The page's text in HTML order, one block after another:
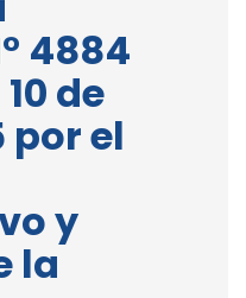
4884
de
por el
y
la